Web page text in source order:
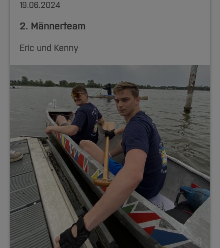
19.06.2024
2. Männerteam
Eric und Kenny